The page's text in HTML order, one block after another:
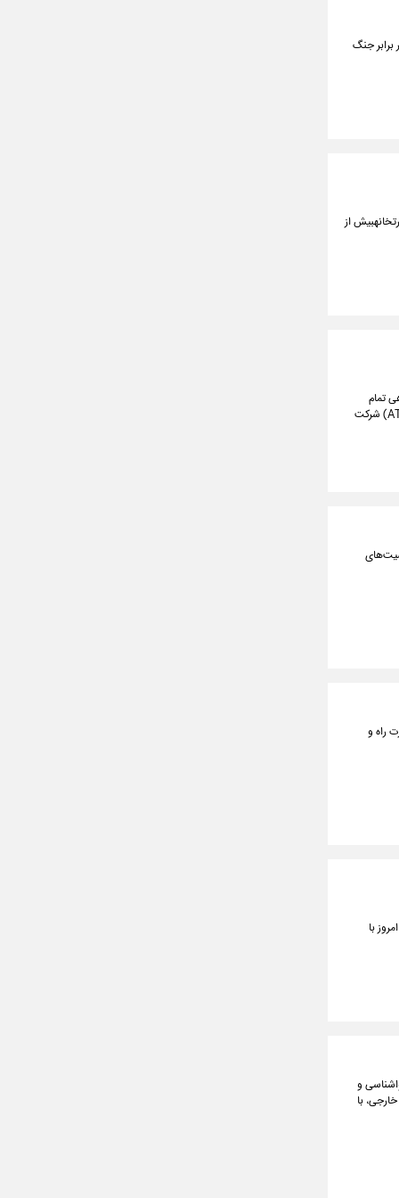
جنگ
از
تمام
ایرانی توسط متخصصان داخلی خبر داد و گفت: این پروژه بزرگ توسط متخصصان الکترونیک هواپیمایی(ATSEP) شرکت
راه و
با
و نقل، هواشناسی و
یورو سرمایه‌گذاری خارجی، با